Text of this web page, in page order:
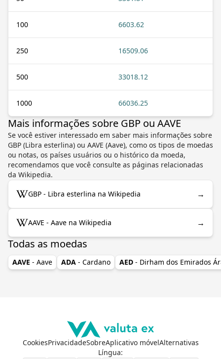
100 6603.62
250 16509.06
500 33018.12
1000 66036.25
Mais informações sobre GBP ou AAVE
Se você estiver interessado em saber mais informações sobre
GBP (Libra esterlina) ou AAVE (Aave), como os tipos de moedas
ou notas, os países usuários ou o histórico da moeda,
recomendamos que você consulte as páginas relacionadas
da Wikipedia.
GBP - Libra esterlina na Wikipedia →
AAVE - Aave na Wikipedia →
Todas as moedas
AAVE - Aave ADA - Cardano AED - Dirham dos Emirados
CookiesPrivacidadeSobreAplicativo móvelAlternativas
Língua: